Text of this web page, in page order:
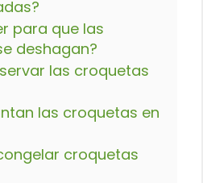
para que las
deshagan?
las croquetas
las croquetas en
croquetas